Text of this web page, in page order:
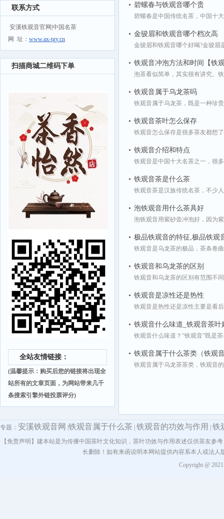
联系方式
安溪铁观音官网|中国名茶
网 址： www.ax-tgy.cn
扫描商城二维码下单
全站友情链接：
(温馨提示：购买后您的链接将出现全
站所有的文章页面，为网站带来几千
条搜索引擎外链投票评分)
碧螺春与铁观音哪个贵
碧螺春是中国传统名茶，中国十
金骏眉和铁观音哪个档次高
金骏眉和铁观音哪个好喝?金骏眉
铁观音冲泡方法和时间【铁
泡茶看似简单，其实很有讲究。
铁观音属于乌龙茶吗
铁观音属于乌龙茶，既是一种珍
铁观音茶叶怎么保存
铁观音怎么保存是很多茶友都想
铁观音介绍和特点
铁观音是中国十大名茶之一，很
铁观音茶是什么茶
铁观音茶是汉族传统名茶，不少
泡铁观音用什么茶具好
泡铁观音用紫砂壶冲泡好，因为
极品铁观音的特征,极品铁观
铁观音是乌龙茶的极品，茶条卷
铁观音和乌龙茶的区别
铁观音和乌龙茶的区别有范围不
铁观音是凉性还是热性
铁观音是热性还是凉性主要是看
铁观音什么味道_铁观音茶
铁观音什么味道？“铁观音”既是
铁观音属于什么茶类（铁观
铁观音属于乌龙茶茶类，铁观音
专题： 安溪铁观音网 铁观音属于什么茶 铁观音的功效与作用 铁
【免责声明】建本站是为传播中国茶叶文化知识，茶叶功效与作用表述仅供茶友
长删除！如有来函说明本网站提供内容系本人或法
Copyright @